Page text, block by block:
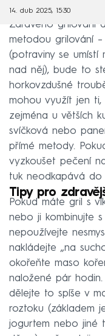
14. dub 2025, 15:30
Zdravého grilování
metodou grilování
(potraviny se umístí
nad něj), bude to
horkovzdušné
mohou využít jen ti,
zejména u větších
svíčková nebo
přímé metody.
vyzkoušet pečení
tuk neodkapává do
Tipy pro
Pokud máte gril s
nebo ji kombinujte
nepoužívejte
nakládejte „na
okořeňte maso
naložené pár
dělejte to spíše v
roztoku (základem
jogurtem nebo jiné